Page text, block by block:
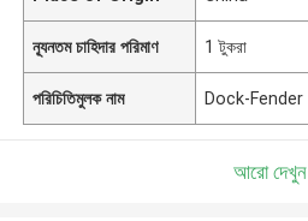
ন্যূনতম চাহিদার পরিমাণ 1 টুকরা
পরিচিতিমুলক নাম Dock-Fender
আরো দেখুন